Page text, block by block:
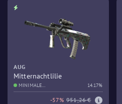
AUG
Mitternachtlilie
MINIMALE
GEBRAUCHSSPUREN
14.17%
-57% 951,26 €